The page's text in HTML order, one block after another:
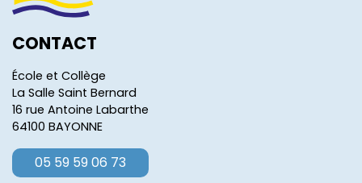
CONTACT
École et Collège
La Salle Saint Bernard
16 rue Antoine Labarthe
64100 BAYONNE
05 59 59 06 73